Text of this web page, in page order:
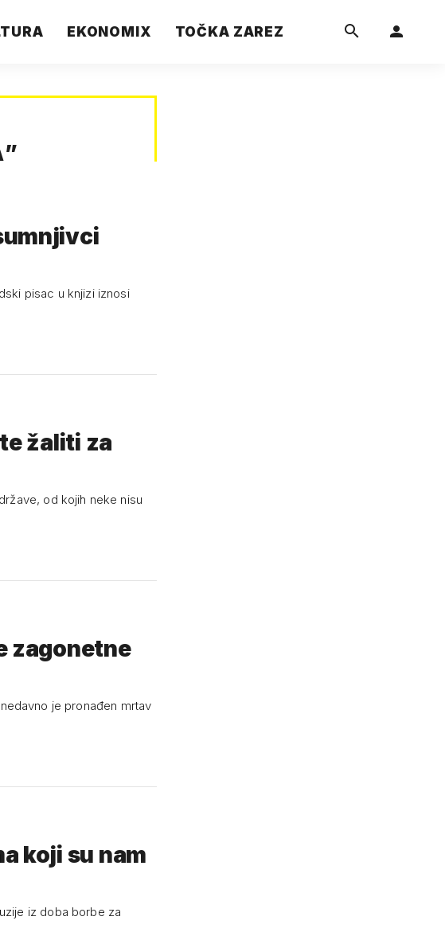
EKONOMIX TOČKA ZAREZ
”
pisac u knjizi iznosi
žaliti za
od kojih neke nisu
zagonetne
je pronađen mrtav
koji su nam
iz doba borbe za